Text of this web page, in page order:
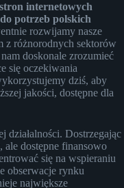
internetowych
potrzeb polskich
rozwijamy nasze
z różnorodnych sektorów
doskonale zrozumieć
się oczekiwania
dziś, aby
jakości, dostępne dla
działalności. Dostrzegając
ale dostępne finansowo
się na wspieraniu
obserwacje rynku
największe